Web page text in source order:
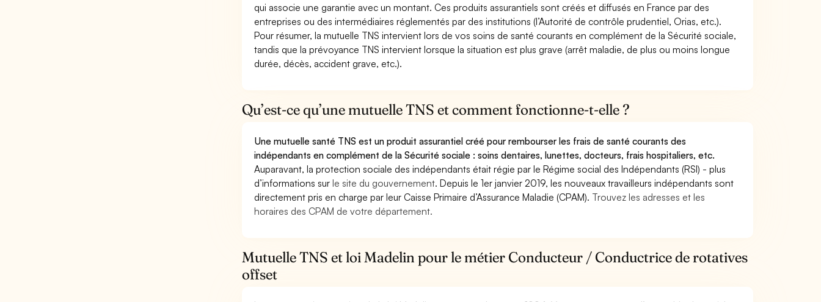
qui associe une garantie avec un montant. Ces produits assurantiels sont créés et diffusés en France par des
entreprises ou des intermédiaires réglementés par des institutions (l’Autorité de contrôle prudentiel, Orias, etc.).
Pour résumer, la mutuelle TNS intervient lors de vos soins de santé courants en complément de la Sécurité sociale,
tandis que la prévoyance TNS intervient lorsque la situation est plus grave (arrêt maladie, de plus ou moins longue
durée, décès, accident grave, etc.).
Qu’est-ce qu’une mutuelle TNS et comment fonctionne-t-elle ?
Une mutuelle santé TNS est un produit assurantiel créé pour rembourser les frais de santé courants des
indépendants en complément de la Sécurité sociale : soins dentaires, lunettes, docteurs, frais hospitaliers, etc.
Auparavant, la protection sociale des indépendants était régie par le Régime social des Indépendants (RSI) - plus
d’informations surle site du gouvernement. Depuis le 1er janvier 2019, les nouveaux travailleurs indépendants sont
directement pris en charge par leur Caisse Primaire d’Assurance Maladie (CPAM). Trouvez les adresses et les
horaires des CPAM de votre département.
Mutuelle TNS et loi Madelin pour le métier Conducteur / Conductrice de rotatives
offset